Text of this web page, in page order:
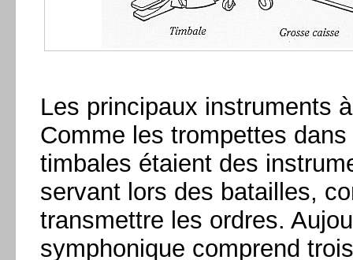
Les principaux instruments
Comme les trompettes
timbales étaient des
servant lors des batailles,
transmettre les ordres.
symphonique comprend